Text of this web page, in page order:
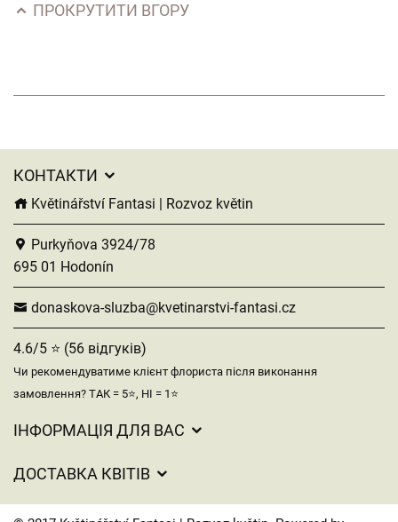
ПРОКРУТИТИ ВГОРУ
КОНТАКТИ
Květinářství Fantasi | Rozvoz květin
Purkyňova 3924/78
695 01 Hodonín
donaskova-sluzba@kvetinarstvi-fantasi.cz
4.6/5 ⭐ (56 відгуків)
Чи рекомендуватиме клієнт флориста після виконання
замовлення? ТАК = 5⭐, НІ = 1⭐
ІНФОРМАЦІЯ ДЛЯ ВАС
Захист персональних даних
Час доставки квітів – огляд можливостей
ДОСТАВКА КВІТІВ
Вартість доставки